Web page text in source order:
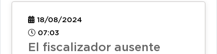
18/08/2024
07:03
El fiscalizador ausente